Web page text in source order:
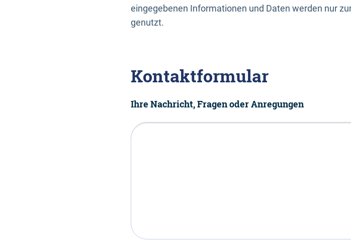
eingegebenen Informationen und Daten werden nur
genutzt.
Kontaktformular
Ihre Nachricht, Fragen oder Anregungen